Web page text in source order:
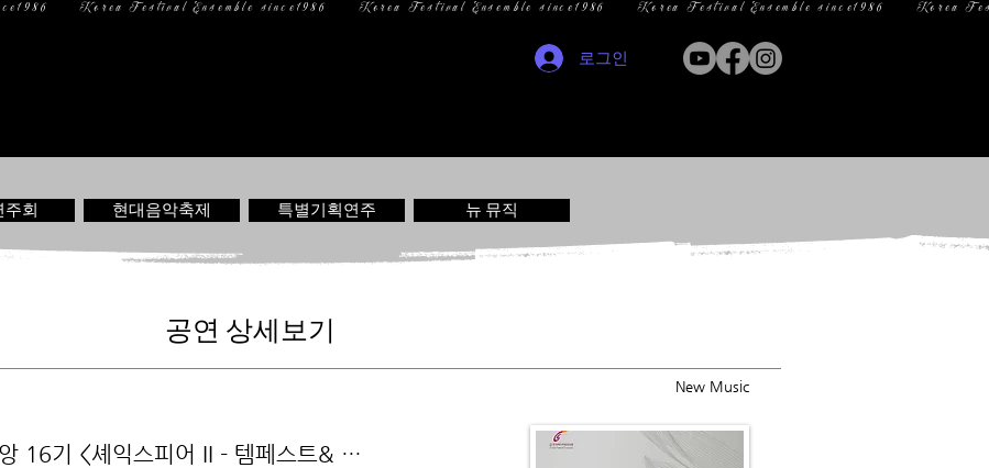
로그인
주회 현대음악축제 특별기획연주 뉴 뮤직
공연 상세보기
New Music
16기 <셰익스피어 II - 템페스트& …